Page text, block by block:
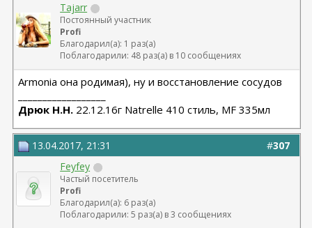
Tajarr
Постоянный участник
Profi
Благодарил(а): 1 раз(а)
Поблагодарили: 48 раз(а) в 10 сообщениях
Armonia она родимая), ну и восстановление сосудов
Дрюк Н.Н. 22.12.16г Natrelle 410 стиль, MF 335мл
#307
13.04.2017, 21:31
Feyfey
Частый посетитель
Profi
Благодарил(а): 6 раз(а)
Поблагодарили: 5 раз(а) в 3 сообщениях